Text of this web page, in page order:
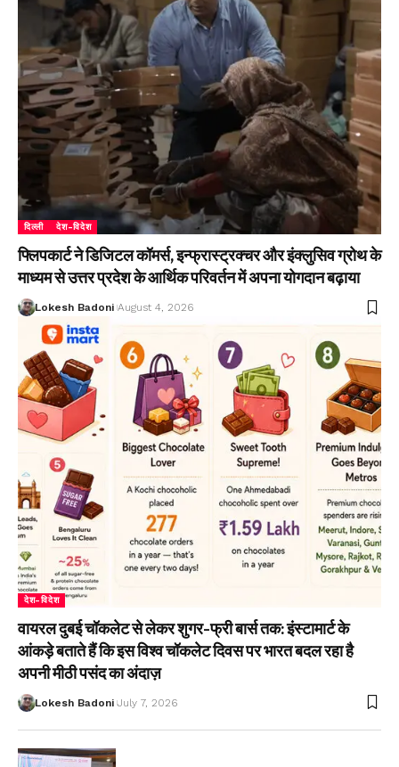
दिल्ली देश-विदेश
फ्लिपकार्ट ने डिजिटल कॉमर्स, इन्फ्रास्ट्रक्चर और इंक्लुसिव ग्रोथ के
माध्यम से उत्तर प्रदेश के आर्थिक परिवर्तन में अपना योगदान बढ़ाया
Lokesh Badoni August 4, 2026
देश-विदेश
वायरल दुबई चॉकलेट से लेकर शुगर-फ्री बार्स तक: इंस्टामार्ट के
आंकड़े बताते हैं कि इस विश्व चॉकलेट दिवस पर भारत बदल रहा है
अपनी मीठी पसंद का अंदाज़
Lokesh Badoni July 7, 2026